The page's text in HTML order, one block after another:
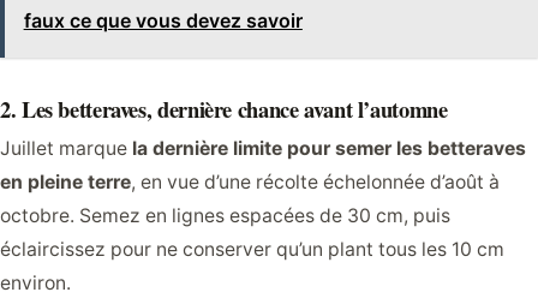
faux ce que vous devez savoir
2. Les betteraves, dernière chance avant l’automne
Juillet marque la dernière limite pour semer les betteraves
en pleine terre, en vue d’une récolte échelonnée d’août à
octobre. Semez en lignes espacées de 30 cm, puis
éclaircissez pour ne conserver qu’un plant tous les 10 cm
environ.